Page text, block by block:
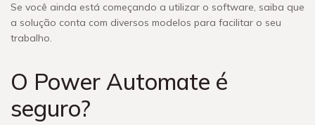
Se você ainda está começando a utilizar o software, saiba que
a solução conta com diversos modelos para facilitar o seu
trabalho.
O Power Automate é
seguro?